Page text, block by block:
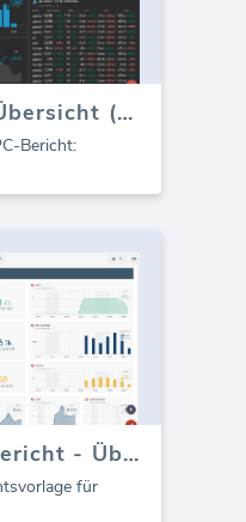
Google Ads PPC Übersicht (Bericht)
Bericht:
Tiktok Anzeigenbericht - Überblick
für